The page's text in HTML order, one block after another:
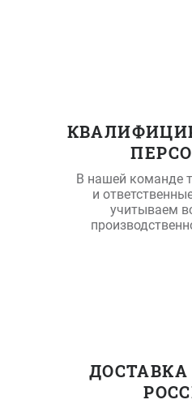
В нашей команде
и
учитываем